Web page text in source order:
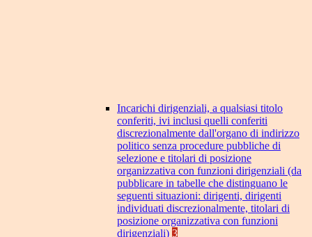
Incarichi dirigenziali, a qualsiasi titolo
conferiti, ivi inclusi quelli conferiti
discrezionalmente dall'organo di indirizzo
politico senza procedure pubbliche di
selezione e titolari di posizione
organizzativa con funzioni dirigenziali (da
pubblicare in tabelle che distinguano le
seguenti situazioni: dirigenti, dirigenti
individuati discrezionalmente, titolari di
posizione organizzativa con funzioni
dirigenziali) 3